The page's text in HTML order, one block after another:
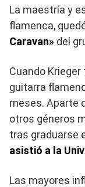
La maestría y
flamenca,
Caravan» del
Cuando Krieger
guitarra
meses. Aparte
otros géneros
tras graduarse
asistió a la
Las mayores